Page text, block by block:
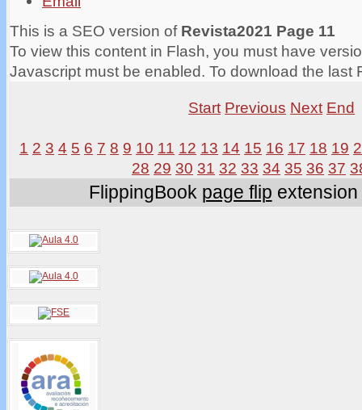
This is a SEO version of Revista2021 Page 11
To view this content in Flash, you must have
Javascript must be enabled. To download the last
Start Previous Next End
1 2 3 4 5 6 7 8 9 10 11 12 13 14 15 16 17 18 19
28 29 30 31 32 33 34 35 36 37
FlippingBook page flip